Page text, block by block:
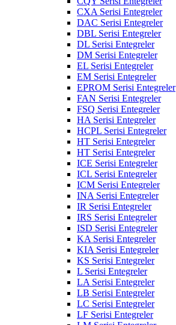
CXA Serisi Entegreler
DAC Serisi Entegreler
DBL Serisi Entegreler
DL Serisi Entegreler
DM Serisi Entegreler
EL Serisi Entegreler
EM Serisi Entegreler
EPROM Serisi Entegreler
FAN Serisi Entegreler
FSQ Serisi Entegreler
HA Serisi Entegreler
HCPL Serisi Entegreler
HT Serisi Entegreler
HT Serisi Entegreler
ICE Serisi Entegreler
ICL Serisi Entegreler
ICM Serisi Entegreler
INA Serisi Entegreler
IR Serisi Entegreler
IRS Serisi Entegreler
ISD Serisi Entegreler
KA Serisi Entegreler
KIA Serisi Entegreler
KS Serisi Entegreler
L Serisi Entegreler
LA Serisi Entegreler
LB Serisi Entegreler
LC Serisi Entegreler
LF Serisi Entegreler